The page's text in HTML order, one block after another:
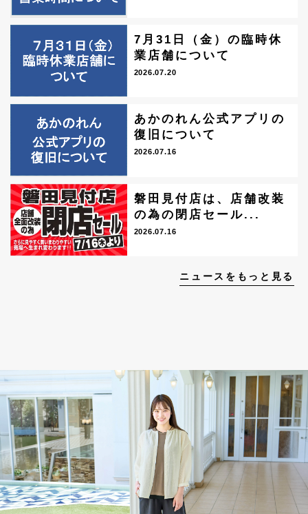
7月31日（金）の臨時休
業店舗について
2026.07.20
あかのれん公式アプリの
復旧について
2026.07.16
磐田見付店は、店舗改装
の為の閉店セール...
2026.07.16
ニュースをもっと見る